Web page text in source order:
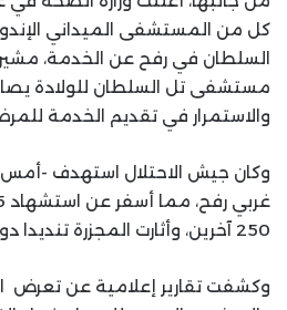
كل من المستشفى الميداني
السلطان في رفح عن الخدمة،
مستشفى تل السلطان للولادة
والاستمرار في تقديم الخدمة
وكان جيش الاحتلال استهدف -أمس
250 آخرين، وأثارت المجزرة تنديدا دوليا واسعا.
وكشفت تقارير إعلامية عن تعرض